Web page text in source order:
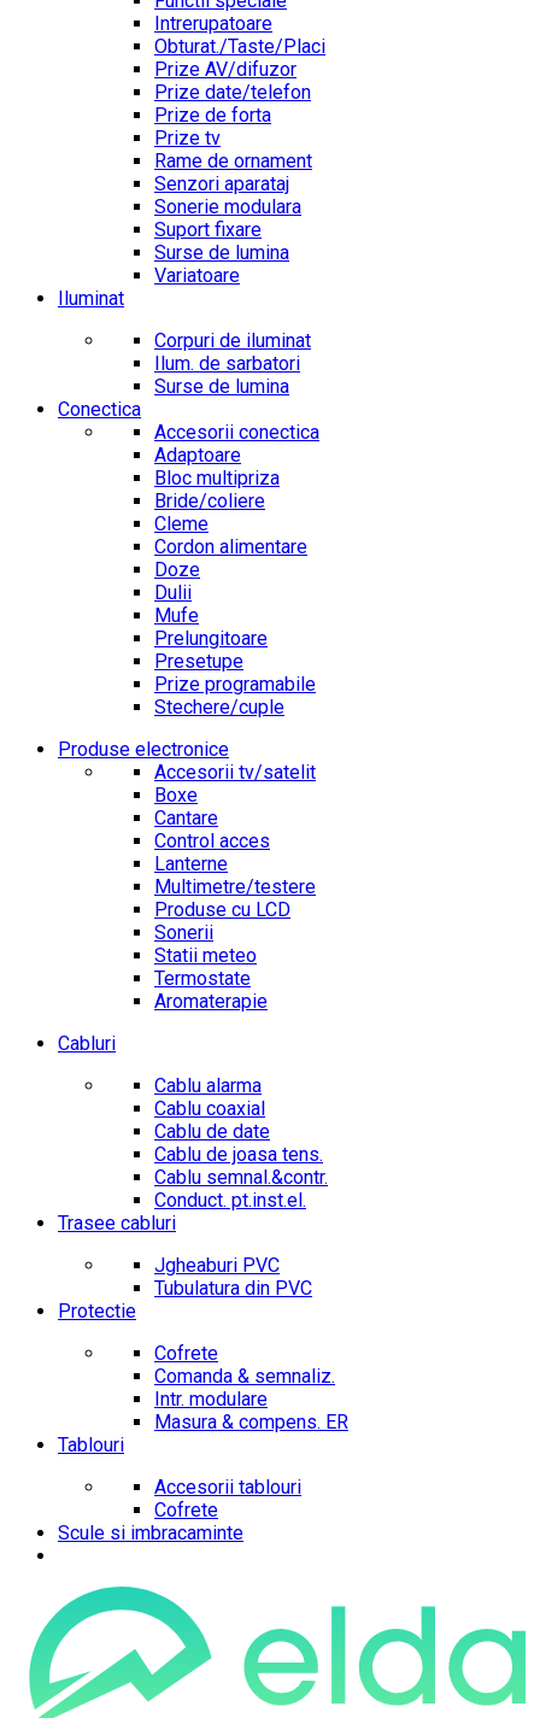
Intrerupatoare
Obturat./Taste/Placi
Prize AV/difuzor
Prize date/telefon
Prize de forta
Prize tv
Rame de ornament
Senzori aparataj
Sonerie modulara
Suport fixare
Surse de lumina
Variatoare
Iluminat
Corpuri de iluminat
Ilum. de sarbatori
Surse de lumina
Conectica
Accesorii conectica
Adaptoare
Bloc multipriza
Bride/coliere
Cleme
Cordon alimentare
Doze
Dulii
Mufe
Prelungitoare
Presetupe
Prize programabile
Stechere/cuple
Produse electronice
Accesorii tv/satelit
Boxe
Cantare
Control acces
Lanterne
Multimetre/testere
Produse cu LCD
Sonerii
Statii meteo
Termostate
Aromaterapie
Cabluri
Cablu alarma
Cablu coaxial
Cablu de date
Cablu de joasa tens.
Cablu semnal.&contr.
Conduct. pt.inst.el.
Trasee cabluri
Jgheaburi PVC
Tubulatura din PVC
Protectie
Cofrete
Comanda & semnaliz.
Intr. modulare
Masura & compens. ER
Tablouri
Accesorii tablouri
Cofrete
Scule si imbracaminte